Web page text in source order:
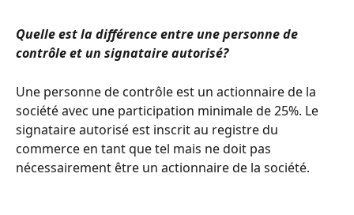
Quelle est la différence entre une personne de
contrôle et un signataire autorisé?
Une personne de contrôle est un actionnaire de la
société avec une participation minimale de 25%. Le
signataire autorisé est inscrit au registre du
commerce en tant que tel mais ne doit pas
nécessairement être un actionnaire de la société.